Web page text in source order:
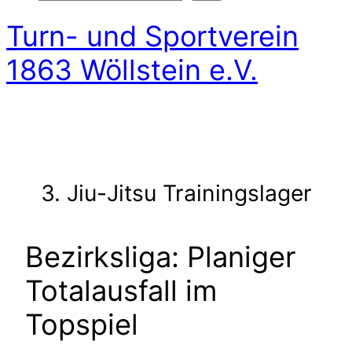
Turn- und Sportverein
1863 Wöllstein e.V.
3. Jiu-Jitsu Trainingslager
Bezirksliga: Planiger
Totalausfall im
Topspiel